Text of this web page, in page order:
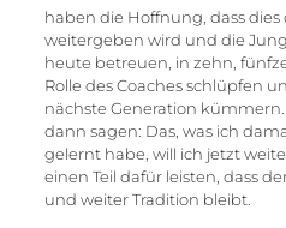
haben die Hoffnung, dass
weitergeben wird und die
heute betreuen, in zehn,
Rolle des Coaches schlüpfen
nächste Generation kümmern.
dann sagen: Das, was ich
gelernt habe, will ich jetzt
einen Teil dafür leisten, dass
und weiter Tradition bleibt.